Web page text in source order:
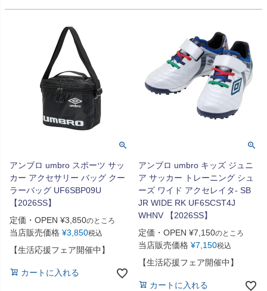
アンブロ umbro スポーツ サッ
カー アクセサリー バッグ クー
ラーバッグ UF6SBP09U
【2026SS】
定価・OPEN ¥3,850のところ
当店販売価格 ¥3,850税込
【生活応援フェア開催中】
カートに入れる
アンブロ umbro キッズ ジュニ
ア サッカー トレーニング シュ
ーズ ワイド アクセレイタ- SB
JR WIDE RK UF6SCST4J
WHNV 【2026SS】
定価・OPEN ¥7,150のところ
当店販売価格 ¥7,150税込
【生活応援フェア開催中】
カートに入れる